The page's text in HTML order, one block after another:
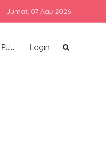
di era global dengan
Jumat, 07 Agu 2026
PJJ Login